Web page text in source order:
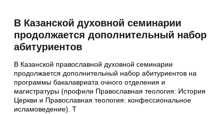
В Казанской духовной семинарии
продолжается дополнительный набор
абитуриентов
В Казанской православной духовной семинарии
продолжается дополнительный набор абитуриентов на
программы бакалавриата очного отделения и
магистратуры (профили Православная теология: История
Церкви и Православная теология: конфессиональное
исламоведение). Т